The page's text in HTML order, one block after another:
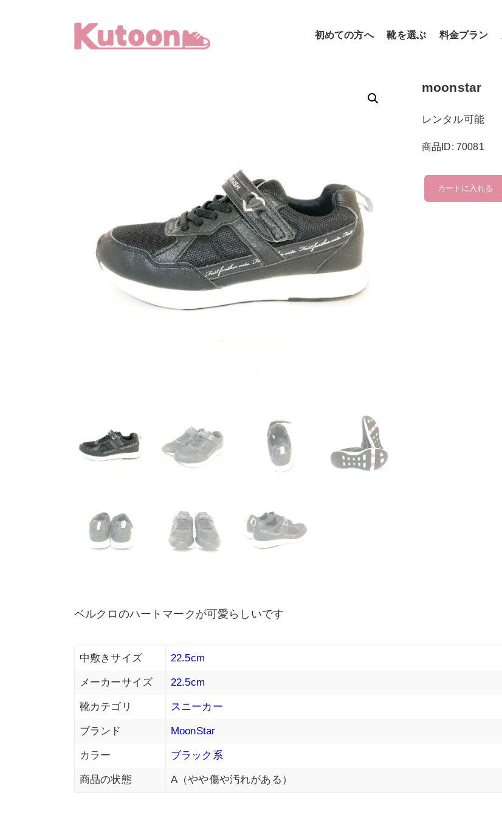
初めての方へ 靴を選ぶ 料金プラン
moonstar
レンタル可能
商品ID: 70081
moonstar
個
カートに入れる
ベルクロのハートマークが可愛らしいです
中敷きサイズ 22.5cm
メーカーサイズ 22.5cm
靴カテゴリ スニーカー
ブランド MoonStar
カラー ブラック系
商品の状態 A（やや傷や汚れがある）